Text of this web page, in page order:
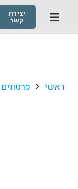
יצירת
קשר
ראשי סרטונים